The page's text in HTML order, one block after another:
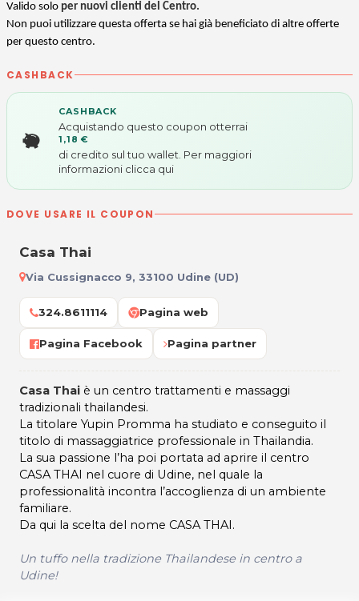
Valido solo per nuovi clienti del Centro.
Non puoi utilizzare questa offerta se hai già beneficiato di altre offerte
per questo centro.
CASHBACK
CASHBACK
Acquistando questo coupon otterrai
1,18 €
di credito sul tuo wallet. Per maggiori
informazioni clicca qui
DOVE USARE IL COUPON
Casa Thai
Via Cussignacco 9, 33100 Udine (UD)
324.8611114 Pagina web
Pagina Facebook Pagina partner
Casa Thai è un centro trattamenti e massaggi
tradizionali thailandesi.
La titolare Yupin Promma ha studiato e conseguito il
titolo di massaggiatrice professionale in Thailandia.
La sua passione l’ha poi portata ad aprire il centro
CASA THAI nel cuore di Udine, nel quale la
professionalità incontra l’accoglienza di un ambiente
familiare.
Da qui la scelta del nome CASA THAI.
Un tuffo nella tradizione Thailandese in centro a
Udine!